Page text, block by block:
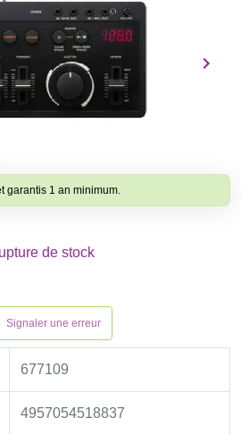
garantis 1 an minimum.
de stock
Signaler une erreur
677109
4957054518837